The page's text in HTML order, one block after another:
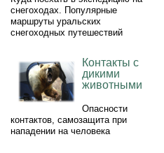
снегоходах. Популярные
маршруты уральских
снегоходных путешествий
Контакты с
дикими
животными
Опасности
контактов, самозащита при
нападении на человека